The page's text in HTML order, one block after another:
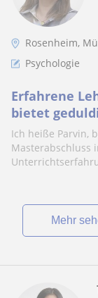
Rosenheim,
Psychologie
Erfahrene
bietet
in Frankfurt/
Ich heiße Parvin,
Masterabschluss
Mehr